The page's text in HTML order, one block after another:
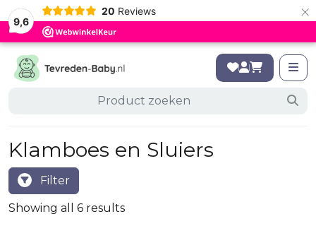
9,6
20 Reviews ×
Klamboes en Sluiers
Filter
Showing all 6 results